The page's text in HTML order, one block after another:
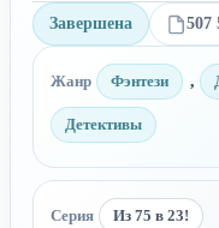
Завершена 507
Жанр Фэнтези ,
Детективы
Серия Из 75 в 23!